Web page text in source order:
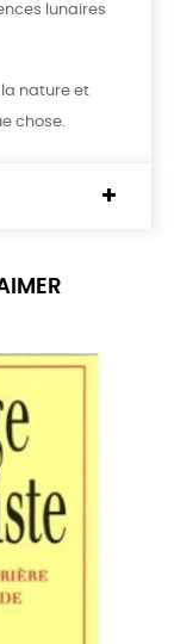
lunaires
nature et
chose.